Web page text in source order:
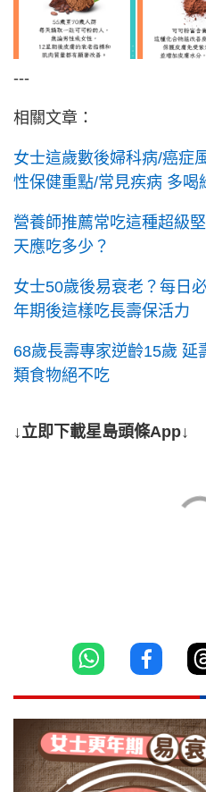
---
相關文章：
女士這歲數後婦科病/癌症
性保健重點/常見疾病 多喝
營養師推薦常吃這種超級
天應吃多少？
女士50歲後易衰老？每日
年期後這樣吃長壽保活力
68歲長壽專家逆齡15歲 延
類食物絕不吃
↓立即下載星島頭條App↓